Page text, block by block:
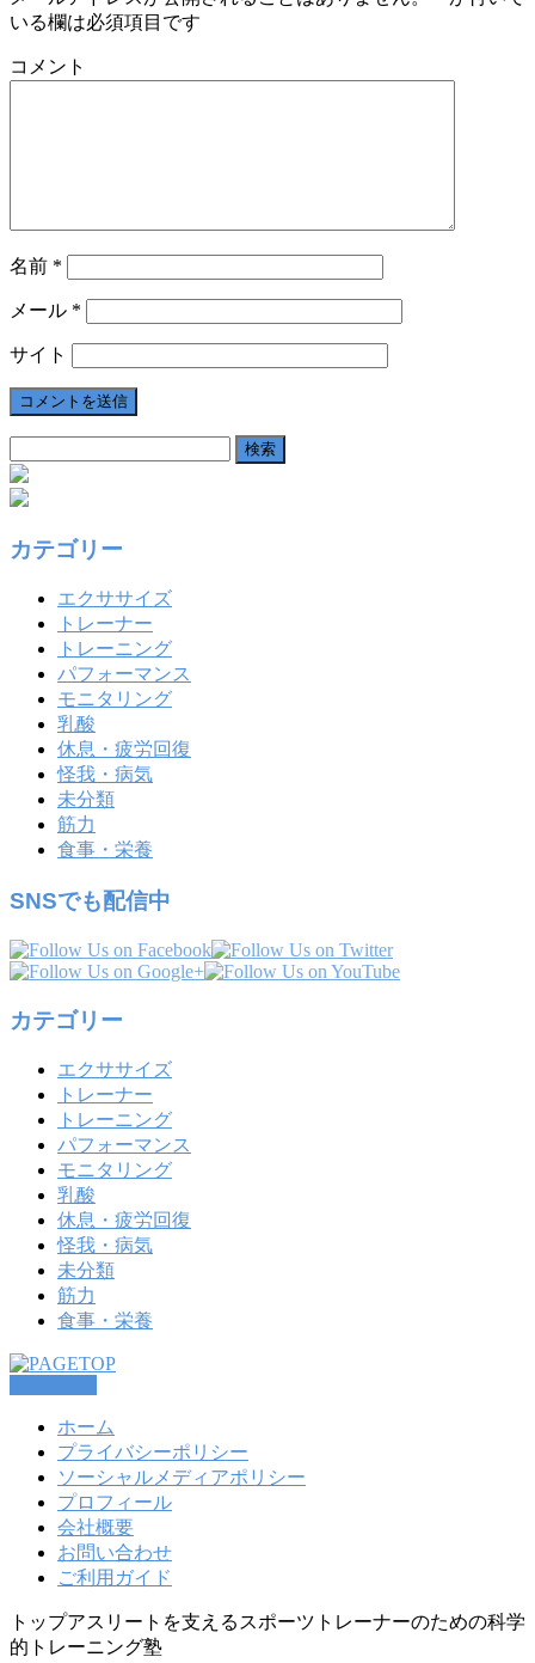
いる欄は必須項目です
コメント
名前 *
メール *
サイト
索:
カテゴリー
エクササイズ
トレーナー
トレーニング
パフォーマンス
モニタリング
乳酸
休息・疲労回復
怪我・病気
未分類
筋力
食事・栄養
SNSでも配信中
カテゴリー
エクササイズ
トレーナー
トレーニング
パフォーマンス
モニタリング
乳酸
休息・疲労回復
怪我・病気
未分類
筋力
食事・栄養
ホーム
プライバシーポリシー
ソーシャルメディアポリシー
プロフィール
会社概要
お問い合わせ
ご利用ガイド
トップアスリートを支えるスポーツトレーナーのための科学
的トレーニング塾